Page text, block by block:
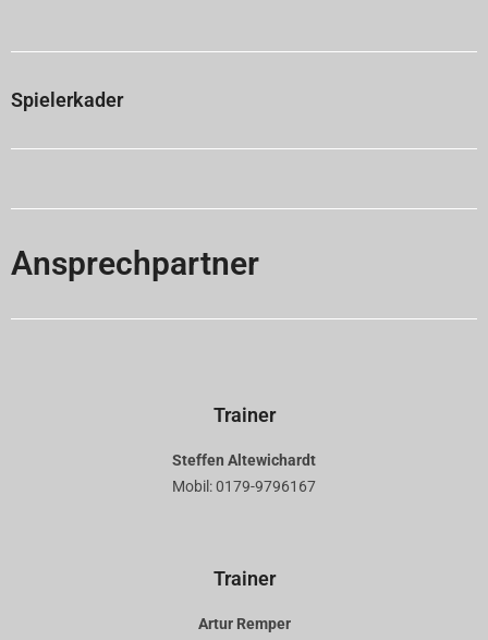
Spielerkader
Ansprechpartner
Trainer
Steffen Altewichardt
Mobil: 0179-9796167
Trainer
Artur Remper